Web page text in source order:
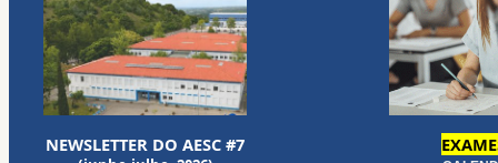
NEWSLETTER DO AESC #7